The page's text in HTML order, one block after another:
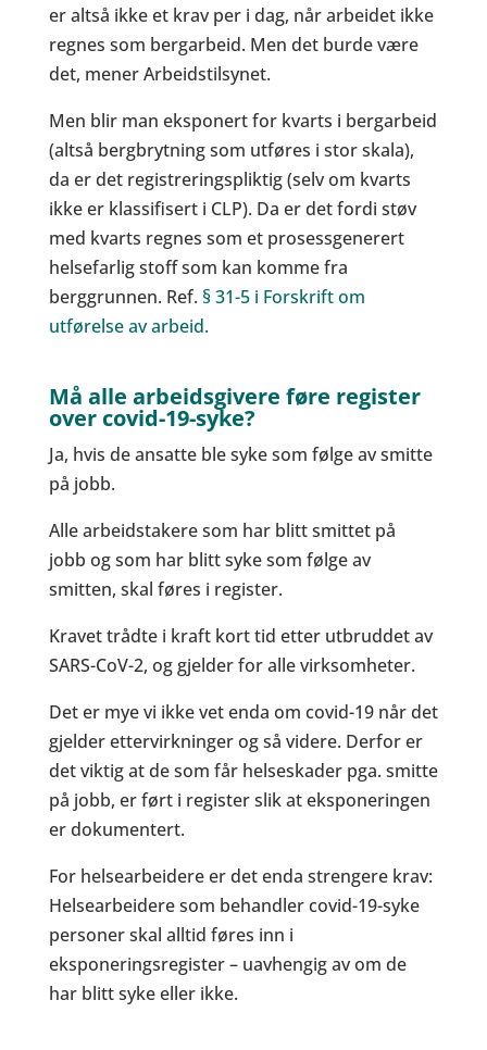
er altså ikke et krav per i dag, når arbeidet ikke
regnes som bergarbeid. Men det burde være
det, mener Arbeidstilsynet.
Men blir man eksponert for kvarts i bergarbeid
(altså bergbrytning som utføres i stor skala),
da er det registreringspliktig (selv om kvarts
ikke er klassifisert i CLP). Da er det fordi støv
med kvarts regnes som et prosessgenerert
helsefarlig stoff som kan komme fra
berggrunnen. Ref. § 31-5 i Forskrift om
utførelse av arbeid.
Må alle arbeidsgivere føre register
over covid-19-syke?
Ja, hvis de ansatte ble syke som følge av smitte
på jobb.
Alle arbeidstakere som har blitt smittet på
jobb og som har blitt syke som følge av
smitten, skal føres i register.
Kravet trådte i kraft kort tid etter utbruddet av
SARS-CoV-2, og gjelder for alle virksomheter.
Det er mye vi ikke vet enda om covid-19 når det
gjelder ettervirkninger og så videre. Derfor er
det viktig at de som får helseskader pga. smitte
på jobb, er ført i register slik at eksponeringen
er dokumentert.
For helsearbeidere er det enda strengere krav:
Helsearbeidere som behandler covid-19-syke
personer skal alltid føres inn i
eksponeringsregister – uavhengig av om de
har blitt syke eller ikke.